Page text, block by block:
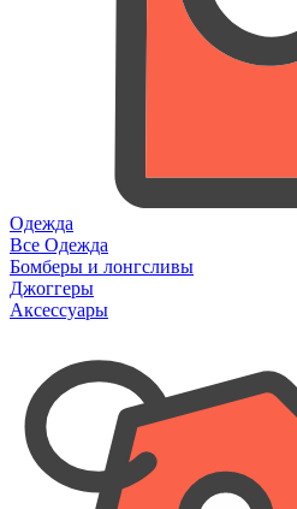
Одежда
Все Одежда
Бомберы и лонгсливы
Джоггеры
Аксессуары